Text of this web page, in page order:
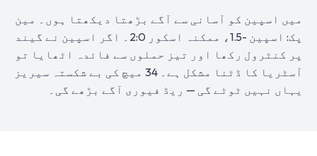
میں اسپین کو آسانی سے آگے بڑھتا دیکھتا ہوں۔ مین
پک: اسپین -1.5، ممکنہ اسکور 2:0۔ اگر اسپین نے گیند
پر کنٹرول رکھا اور تیز حملوں سے فائدہ اٹھایا تو
آسٹریا کا ڈٹنا مشکل ہے۔ 34 میچ کی بے شکستہ سیریز
یہاں نہیں ٹوٹے گی — ریڈ فیوری آگے بڑھے گی۔